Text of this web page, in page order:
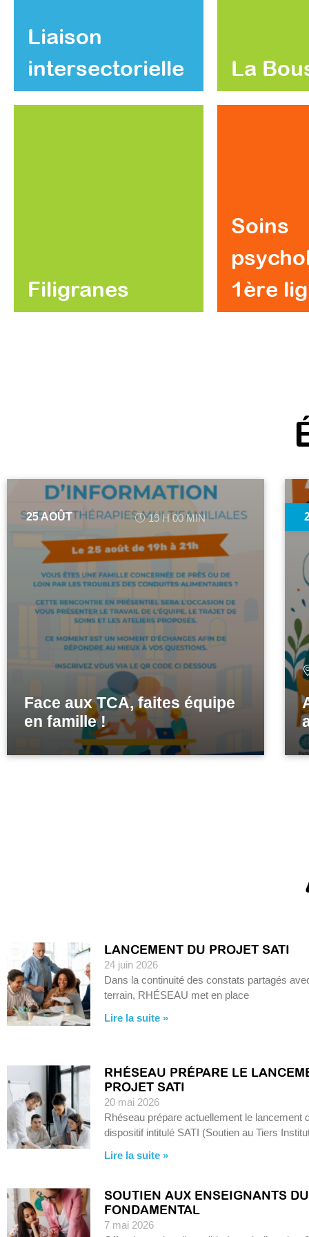
Liaison
intersectorielle
La
Filigranes
Soins
1ère
25 AOÛT 19 H 00 MIN
Face aux TCA, faites équipe
en famille !
LANCEMENT DU PROJET SATI
24 juin 2026
Dans la continuité des constats partagés
terrain, RHÉSEAU met en place
Lire la suite »
RHÉSEAU PRÉPARE LE
PROJET SATI
20 mai 2026
Rhéseau prépare actuellement le lancement
dispositif intitulé SATI (Soutien au Tiers
Lire la suite »
SOUTIEN AUX ENSEIGNANTS DU
FONDAMENTAL
7 mai 2026